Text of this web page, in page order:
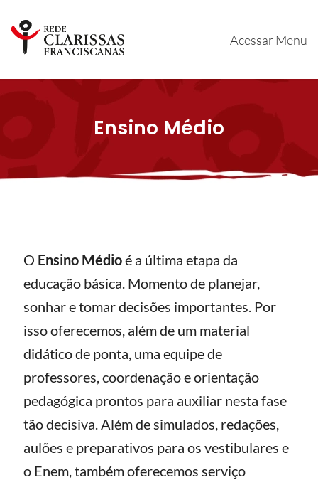
Acessar Menu
Ensino Médio
O Ensino Médioé a última etapa da
educação básica. Momento de planejar,
sonhar e tomar decisões importantes. Por
isso oferecemos, além de um material
didático de ponta, uma equipe de
professores, coordenação e orientação
pedagógica prontos para auxiliar nesta fase
tão decisiva. Além de simulados, redações,
aulões e preparativos para os vestibulares e
o Enem, também oferecemos serviço